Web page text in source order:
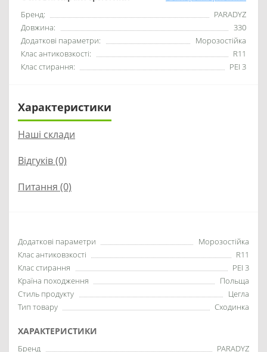
Бренд:
PARADYZ
Довжина:
330
Додаткові параметри:
Морозостійка
Клас антиковзкості:
R11
Клас стирання:
PEI 3
Характеристики
Наші склади
Відгуків (0)
Питання (0)
Додаткові параметри
Морозостійка
Клас антиковзкості
R11
Клас стирання
PEI 3
Країна походження
Польща
Стиль продукту
Цегла
Тип товару
Сходинка
ХАРАКТЕРИСТИКИ
Бренд
PARADYZ